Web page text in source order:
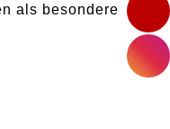
als besondere